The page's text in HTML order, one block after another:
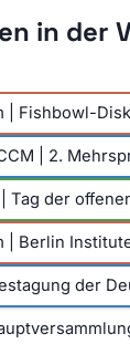
in
| Fishbowl-
| 2.
Tag der
| Berlin
der